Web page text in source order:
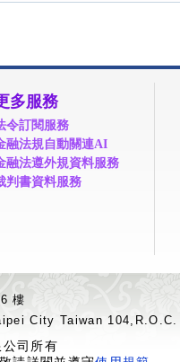
多服務
令訂閱服務
融法規自動關連AI
融法遵外規資料服務
判書資料服務
樓
City Taiwan 104,R.O.C.
司所有